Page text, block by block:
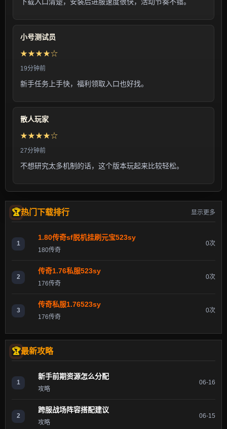
小号测试员
★★★★☆
19分钟前
新手任务上手快，福利领取入口也好找。
散人玩家
★★★★☆
27分钟前
不想研究太多机制的话，这个版本玩起来比较轻松。
热门下载排行 显示更多
1
1.80传奇sf脱机挂刷元宝523sy
180传奇
0次
2
传奇1.76私服523sy
176传奇
0次
3
传奇私服1.76523sy
176传奇
0次
最新攻略
1
新手前期资源怎么分配
攻略
06-16
2
跨服战场阵容搭配建议
攻略
06-15